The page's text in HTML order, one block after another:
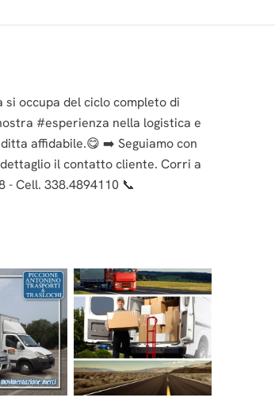
occupa del ciclo completo di
#esperienza nella logistica e
affidabile.😋 ➡️ Seguiamo con
il contatto cliente. Corri a
- Cell. 338.4894110 📞